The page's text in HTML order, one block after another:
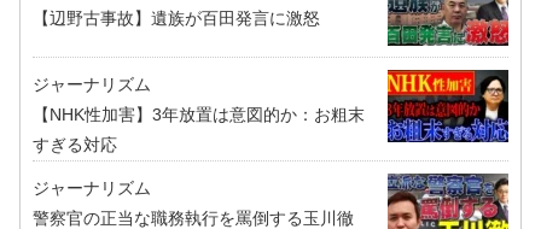
【辺野古事故】遺族が百田発言に激怒
ジャーナリズム
【NHK性加害】3年放置は意図的か：お粗末
すぎる対応
ジャーナリズム
警察官の正当な職務執行を罵倒する玉川徹